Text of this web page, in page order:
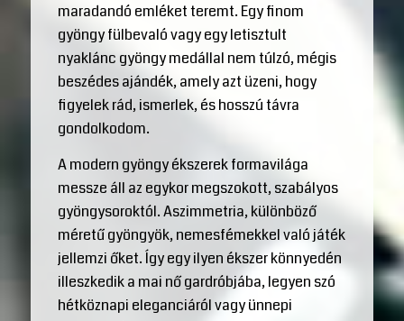
maradandó emléket teremt. Egy finom
gyöngy fülbevaló vagy egy letisztult
nyaklánc gyöngy medállal nem túlzó, mégis
beszédes ajándék, amely azt üzeni, hogy
figyelek rád, ismerlek, és hosszú távra
gondolkodom.
A modern gyöngy ékszerek formavilága
messze áll az egykor megszokott, szabályos
gyöngysoroktól. Aszimmetria, különböző
méretű gyöngyök, nemesfémekkel való játék
jellemzi őket. Így egy ilyen ékszer könnyedén
illeszkedik a mai nő gardróbjába, legyen szó
hétköznapi eleganciáról vagy ünnepi